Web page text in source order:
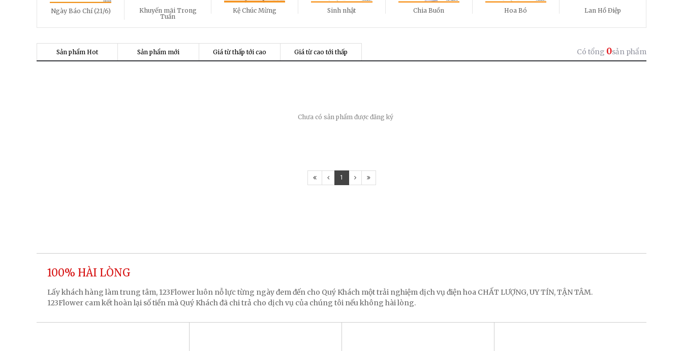
Ngày Báo Chí (21/6)
Khuyến mãi Trong
Tuần
Kệ Chúc Mừng Sinh nhật Chia Buồn Hoa Bó Lan Hồ Điệp
Sản phẩm Hot Sản phẩm mới Giá từ thấp tới cao Giá từ cao tới thấp Có tổng 0sản phẩm
Chưa có sản phẩm được đăng ký
1
100% HÀI LÒNG
Lấy khách hàng làm trung tâm, 123Flower luôn nỗ lực từng ngày đem đến cho Quý Khách một trải nghiệm dịch vụ điện hoa CHẤT LƯỢNG, UY TÍN, TẬN TÂM.
123Flower cam kết hoàn lại số tiền mà Quý Khách đã chi trả cho dịch vụ của chúng tôi nếu không hài lòng.